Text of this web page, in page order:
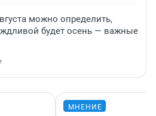
можно определить,
будет осень — важные
МНЕНИЕ